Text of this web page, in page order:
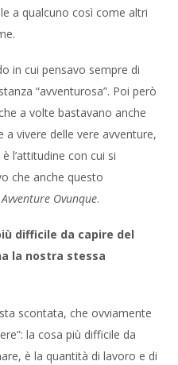
a qualcuno così come altri
in cui pensavo sempre di
“avventurosa”. Poi però
a volte bastavano anche
a vivere delle vere avventure,
l’attitudine con cui si
che anche questo
Avventure Ovunque.
difficile da capire del
la nostra stessa
scontata, che ovviamente
la cosa più difficile da
è la quantità di lavoro e di